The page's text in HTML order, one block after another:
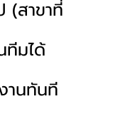
(สาขาที่
ทีมได้
นทันที